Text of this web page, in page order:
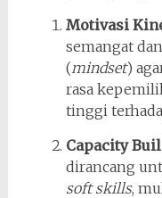
Motivasi
semangat
(mindset)
rasa
tinggi
Capacity
dirancang
soft skills,